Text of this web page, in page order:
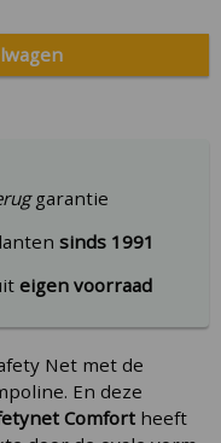
garantie
sinds 1991
eigen voorraad
Net met de
En deze
Comfort heeft